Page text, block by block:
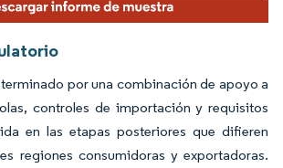
por una combinación de apoyo a
controles de importación y requisitos
en las etapas posteriores que difieren
regiones consumidoras y exportadoras.